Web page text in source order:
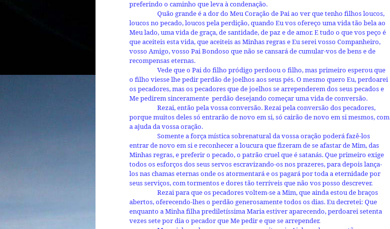
preferindo o caminho que leva à condenação.
Quão grande é a dor do Meu Coração de Pai ao ver que tenho filhos loucos,
loucos no pecado, loucos pela perdição, quando Eu vos ofereço uma vida tão bela ao
Meu lado, uma vida de graça, de santidade, de paz e de amor. E tudo o que vos peço é
que aceiteis esta vida, que aceiteis as Minhas regras e Eu serei vosso Companheiro,
vosso Amigo, vosso Pai Bondoso que não se cansará de cumular-vos de bens e de
recompensas eternas.
Vede que o Pai do filho pródigo perdoou o filho, mas primeiro esperou que
o filho viesse lhe pedir perdão de joelhos aos seus pés. O mesmo quero Eu, perdoarei
os pecadores, mas os pecadores que de joelhos se arrependerem dos seus pecados e
Me pedirem sinceramente perdão desejando começar uma vida de conversão.
Rezai, então pela vossa conversão. Rezai pela conversão dos pecadores,
porque muitos deles só entrarão de novo em si, só cairão de novo em si mesmos, com
a ajuda da vossa oração.
Somente a força mística sobrenatural da vossa oração poderá fazê-los
entrar de novo em si e reconhecer a loucura que fizeram de se afastar de Mim, das
Minhas regras, e preferir o pecado, o patrão cruel que é satanás. Que primeiro exige
todos os esforços dos seus servos escravizando-os nos prazeres, para depois lança-
los nas chamas eternas onde os atormentará e os pagará por toda a eternidade por
seus serviços, com tormentos e dores tão terríveis que não vos posso descrever.
Rezai para que os pecadores voltem-se a Mim, que ainda estou de braços
abertos, oferecendo-lhes o perdão generosamente todos os dias. Eu decretei: Que
enquanto a Minha filha prediletíssima Maria estiver aparecendo, perdoarei setenta
vezes sete por dia o pecador que Me pedir e que se arrepender.